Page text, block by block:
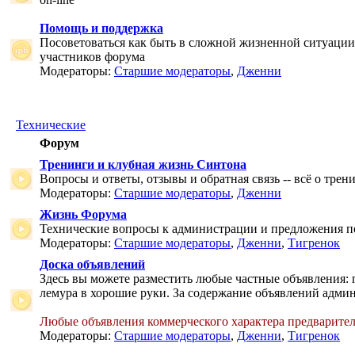
Помощь и поддержка
Посоветоваться как быть в сложной жизненной
участников форума
Модераторы: Старшие модераторы, Дженни
Технические
Форум
Тренинги и клубная жизнь Синтона
Вопросы и ответы, отзывы и обратная связь -- всё о
Модераторы: Старшие модераторы, Дженни
Жизнь Форума
Технические вопросы к администрации и предложения
Модераторы: Старшие модераторы, Дженни, Тигренок
Доска объявлений
Здесь вы можете разместить любые частные объявления:
лемура в хорошие руки. За содержание объявлений
Любые объявления коммерческого характера
Модераторы: Старшие модераторы, Дженни, Тигренок